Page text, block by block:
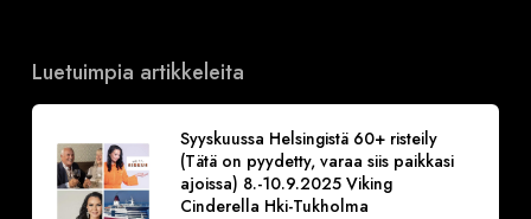
Luetuimpia artikkeleita
Syyskuussa Helsingistä 60+ risteily
(Tätä on pyydetty, varaa siis paikkasi
ajoissa) 8.-10.9.2025 Viking
Cinderella Hki-Tukholma